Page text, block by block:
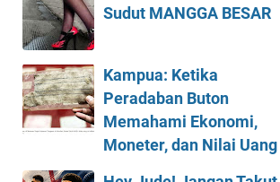
Sudut MANGGA BESAR
Kampua: Ketika
Peradaban Buton
Memahami Ekonomi,
Moneter, dan Nilai Uang